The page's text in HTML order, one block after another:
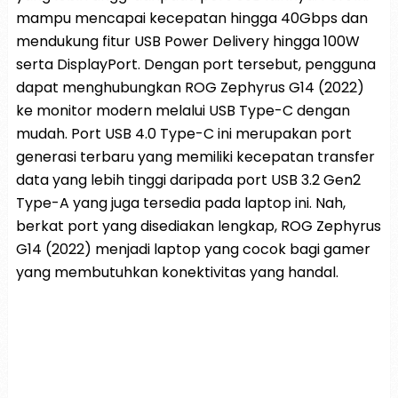
mampu mencapai kecepatan hingga 40Gbps dan
mendukung fitur USB Power Delivery hingga 100W
serta DisplayPort. Dengan port tersebut, pengguna
dapat menghubungkan ROG Zephyrus G14 (2022)
ke monitor modern melalui USB Type-C dengan
mudah. Port USB 4.0 Type-C ini merupakan port
generasi terbaru yang memiliki kecepatan transfer
data yang lebih tinggi daripada port USB 3.2 Gen2
Type-A yang juga tersedia pada laptop ini. Nah,
berkat port yang disediakan lengkap, ROG Zephyrus
G14 (2022) menjadi laptop yang cocok bagi gamer
yang membutuhkan konektivitas yang handal.